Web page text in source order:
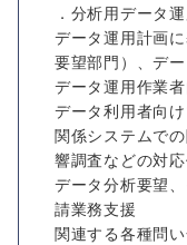
．分析用データ
データ運用計画
要望部門）、デ
データ運用作業
データ利用者向
関係システムで
響調査などの対
データ分析要望
請業務支援
関連する各種問